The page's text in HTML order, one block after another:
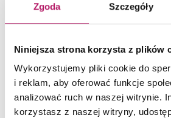
Zgoda Szczegóły
Niniejsza strona korzysta z plików
Wykorzystujemy pliki cookie do
i reklam, aby oferować funkcje
analizować ruch w naszej witrynie.
korzystasz z naszej witryny,
Wandaloodporny Tak
Kompatybilna z
Program z
oszczędzaniem wody
Tak